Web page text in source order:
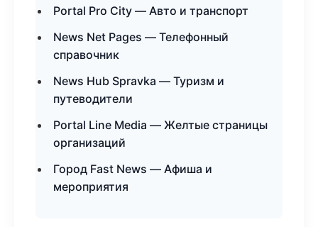
Portal Pro City — Авто и транспорт
News Net Pages — Телефонный
справочник
News Hub Spravka — Туризм и
путеводители
Portal Line Media — Желтые страницы
организаций
Город Fast News — Афиша и
мероприятия